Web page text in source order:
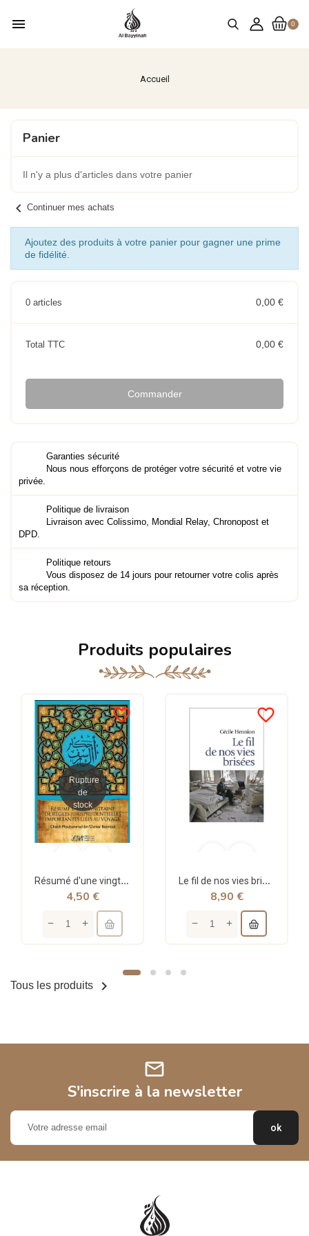
0
menu
Accueil
Panier
Il n'y a plus d'articles dans votre panier
chevron_left Continuer mes achats
Ajoutez des produits à votre panier pour gagner une prime
de fidélité.
0 articles 0,00 €
Total TTC 0,00 €
Commander
Garanties sécurité
Nous nous efforçons de protéger votre sécurité et votre vie
privée.
Politique de livraison
Livraison avec Colissimo, Mondial Relay, Chronopost et
DPD.
Politique retours
Vous disposez de 14 jours pour retourner votre colis après
sa réception.
Produits populaires
favorite_border
Rupture
de
stock
Résumé d'une vingtaine de règles jurisprudentielles liées au voyage - Bazmoul - Héritage...
4,50 €
favorite_border
Le fil de nos vies brisées - poche - Cécile Hennion - Points
8,90 €
Tous les produits 
mail
S'inscrire à la newsletter